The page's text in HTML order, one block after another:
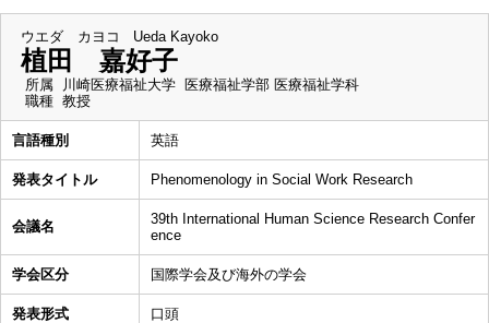
ウエダ カヨコ Ueda Kayoko
植田 嘉好子
所属
川崎医療福祉大学 医療福祉学部 医療福祉学科
職種 教授
言語種別 英語
発表タイトル Phenomenology in Social Work Research
会議名
39th International Human Science Research Confer
ence
学会区分 国際学会及び海外の学会
発表形式 口頭